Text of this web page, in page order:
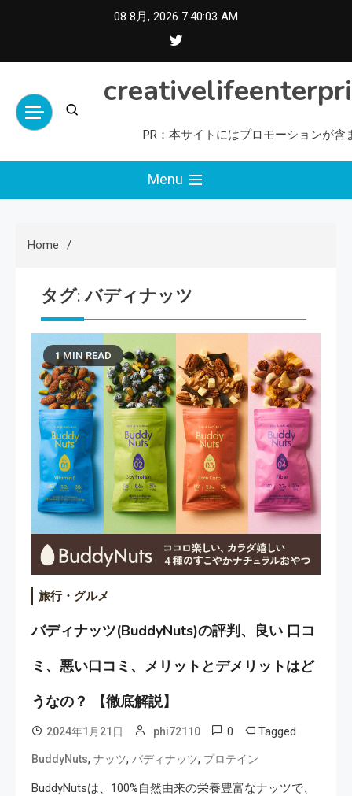
08 8月, 2026 7:40:04 AM
PR：本サイトにはプロモーションが含
Menu
Home
タグ:バディナッツ
1 MIN READ
旅行・グルメ
バディナッツ(BuddyNuts)の評判、良い 口コ
ミ、悪い口コミ、メリットとデメリットはど
うなの？ 【徹底解説】
2024年1月21日 phi72110 0 Tagged
BuddyNuts, ナッツ, バディナッツ, プロテイン
BuddyNutsは、100%自然由来の栄養豊富なナッツで、